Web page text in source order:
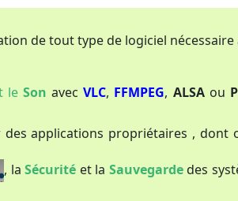
de tout type de logiciel
leSon avec VLC, FFMPEG, ALSAou
applications propriétaires , dont
, laSécurité et la Sauvegardedes